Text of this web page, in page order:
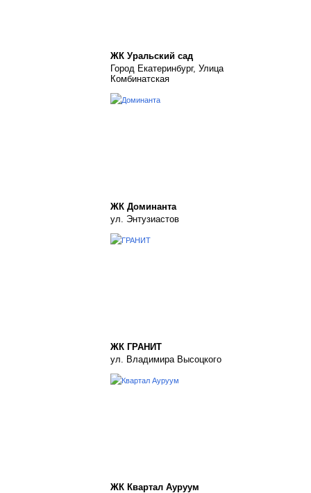
ЖК Уральский сад
Город Екатеринбург, Улица
Комбинатская
ЖК Доминанта
ул. Энтузиастов
ЖК ГРАНИТ
ул. Владимира Высоцкого
ЖК Квартал Ауруум